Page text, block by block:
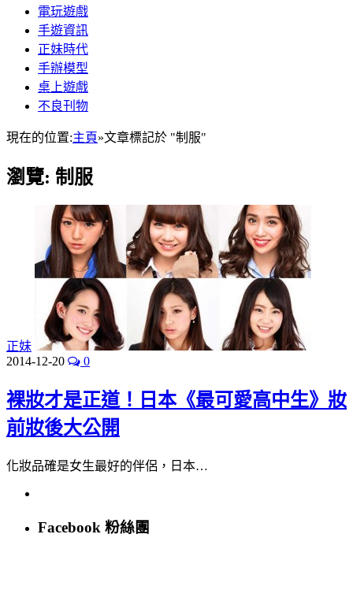
電玩遊戲
手遊資訊
正妹時代
手辦模型
桌上遊戲
不良刊物
現在的位置:主頁»文章標記於 "制服"
瀏覽: 制服
正妹
2014-12-20
0
裸妝才是正道！日本《最可愛高中生》妝
前妝後大公開
化妝品確是女生最好的伴侶，日本…
Facebook 粉絲團